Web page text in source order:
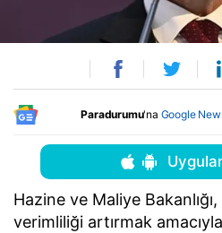
Paradurumu'na Google
Hazine ve Maliye
verimliliği artırmak